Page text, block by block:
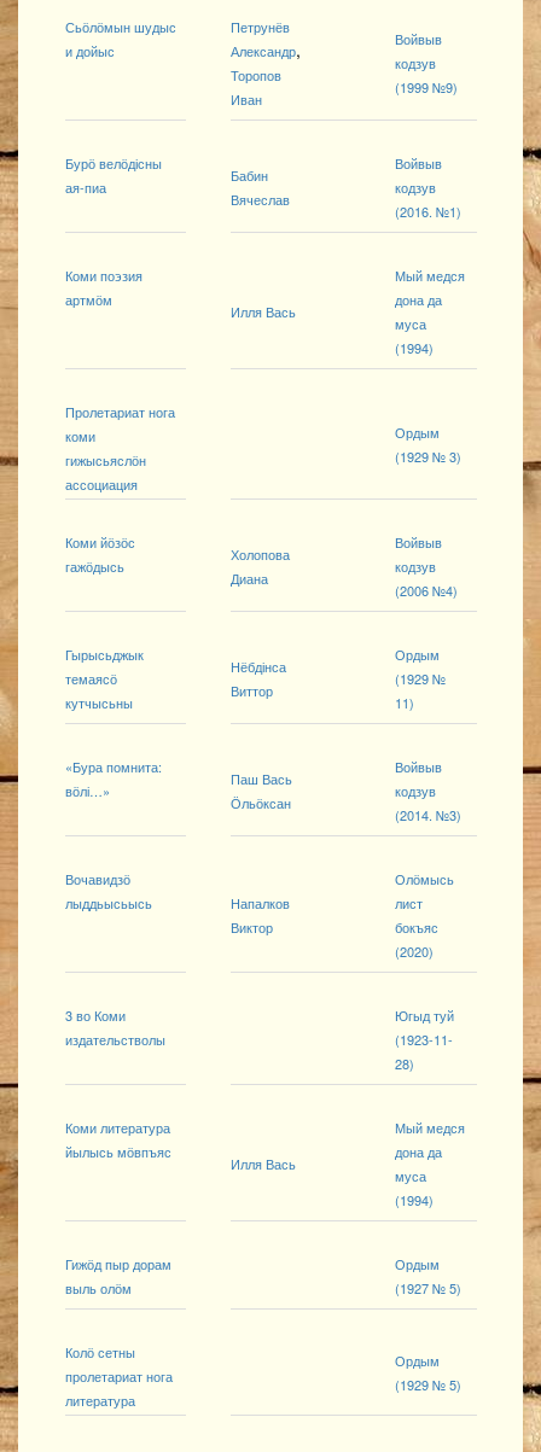
Сьӧлӧмын шудыс
и дойыс
Петрунёв
Александр,
Торопов
Иван
Войвыв
кодзув
(1999 №9)
Бурӧ велӧдісны
ая-пиа
Бабин
Вячеслав
Войвыв
кодзув
(2016. №1)
Коми поэзия
артмӧм
Илля Вась
Мый медся
дона да
муса
(1994)
Пролетариат нога
коми
гижысьяслӧн
ассоциация
Ордым
(1929 № 3)
Коми йӧзӧс
гажӧдысь
Холопова
Диана
Войвыв
кодзув
(2006 №4)
Гырысьджык
темаясӧ
кутчысьны
Нёбдінса
Виттор
Ордым
(1929 №
11)
«Бура помнита:
вӧлі…»
Паш Вась
Ӧльӧксан
Войвыв
кодзув
(2014. №3)
Вочавидзӧ
лыддьысьысь
Напалков
Виктор
Олӧмысь
лист
бокъяс
(2020)
3 во Коми
издательстволы
Югыд туй
(1923-11-
28)
Коми литература
йылысь мӧвпъяс
Илля Вась
Мый медся
дона да
муса
(1994)
Гижӧд пыр дорам
выль олӧм
Ордым
(1927 № 5)
Колӧ сетны
пролетариат нога
литература
Ордым
(1929 № 5)